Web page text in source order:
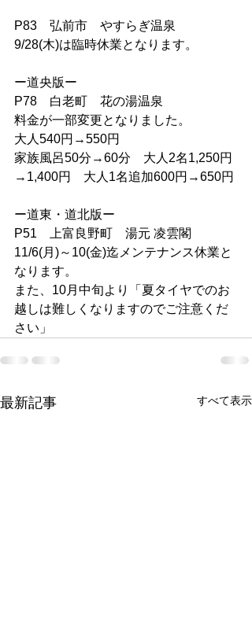
P83　弘前市　やすらぎ温泉
9/28(木)は臨時休業となります。
ー道央版ー
P78　白老町　花の湯温泉
料金が一部変更となりました。
大人540円→550円
家族風呂50分→60分　大人2名1,250円
→1,400円　大人1名追加600円→650円
ー道東・道北版ー
P51　上富良野町　湯元 凌雲閣
11/6(月)～10(金)迄メンテナンス休業と
なります。
また、10月中旬より「夏タイヤでのお
越しは難しくなりますのでご注意くだ
さい」
最新記事 すべて表示